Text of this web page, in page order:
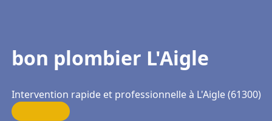
bon plombier L'Aigle
Intervention rapide et professionnelle à L'Aigle (61300)